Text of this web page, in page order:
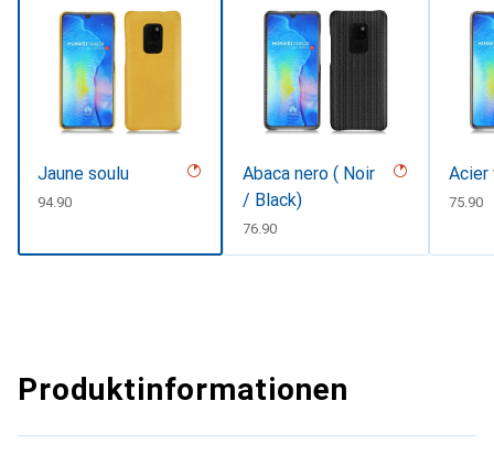
Jaune soulu
CHF
94.90
Abaca nero ( Noir
/ Black)
CHF
76.90
Acier
CHF
75.90
Produktinformationen